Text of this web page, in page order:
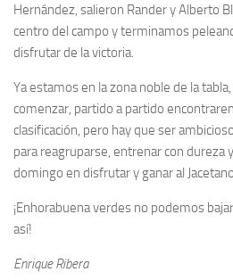
Hernández, salieron Rander y Alberto
centro del campo y terminamos
disfrutar de la victoria.
Ya estamos en la zona noble de la
comenzar, partido a partido
clasificación, pero hay que ser
para reagruparse, entrenar con dureza
domingo en disfrutar y ganar al Jacetano.
¡Enhorabuena verdes no podemos
así!
Enrique Ribera